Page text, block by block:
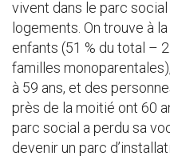
vivent dans le parc
logements. On trouve à
enfants (51 % du total –
familles
à 59 ans, et des
près de la moitié ont 60
parc social a perdu sa
devenir un parc